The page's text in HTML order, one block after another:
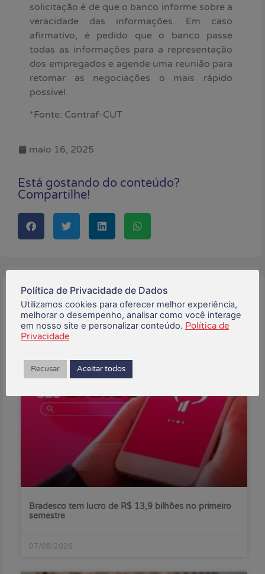
solicitação é de que o banco informe sobre a
veracidade das informações. Em caso
afirmativo, é pedido que o banco passe
todas as informações para a representação
dos empregados e agende uma reunião para
retomar as negociações o mais rápido
possível.
*Fonte: Contraf-CUT
maio 16, 2025
Está gostando do conteúdo?
Compartilhe!
Buscar:
Bradesco tem lucro de R$ 13,9 bilhões no primeiro
semestre
07/08/2026
Política de Privacidade de Dados
Utilizamos cookies para oferecer melhor experiência,
melhorar o desempenho, analisar como você interage
em nosso site e personalizar conteúdo. Política de
Privacidade
Recusar Aceitar todos